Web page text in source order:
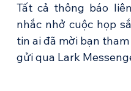
Tất cả thông báo
nhắc nhở cuộc họp
tin ai đã mời bạn
gửi qua Lark